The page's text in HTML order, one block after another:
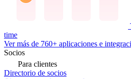
time
Ver más de 760+ aplicaciones e
Socios
Para clientes
Directorio de socios